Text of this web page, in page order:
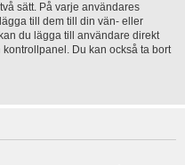
sätt. På varje användares
till dem till din vän- eller
du lägga till användare direkt
Du kan också ta bort